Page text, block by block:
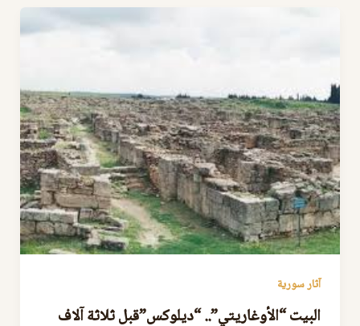
آثار سورية
البيت “الأوغاريتي”.. “ديلوكس”قبل ثلاثة آلاف